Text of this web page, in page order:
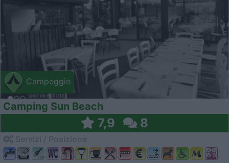
Campeggio
Camping Sun Beach
7,9 8